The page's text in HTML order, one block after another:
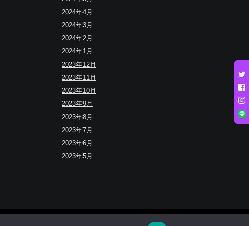
2024年4月
2024年3月
2024年2月
2024年1月
2023年12月
2023年11月
2023年10月
2023年9月
2023年8月
2023年7月
2023年6月
2023年5月